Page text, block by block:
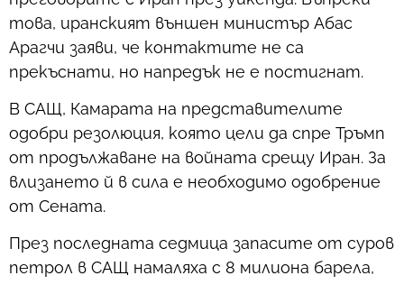
това, иранският външен министър Абас
Арагчи заяви, че контактите не са
прекъснати, но напредък не е постигнат.
В САЩ, Камарата на представителите
одобри резолюция, която цели да спре Тръмп
от продължаване на войната срещу Иран. За
влизането й в сила е необходимо одобрение
от Сената.
През последната седмица запасите от суров
петрол в САЩ намаляха с 8 милиона барела,